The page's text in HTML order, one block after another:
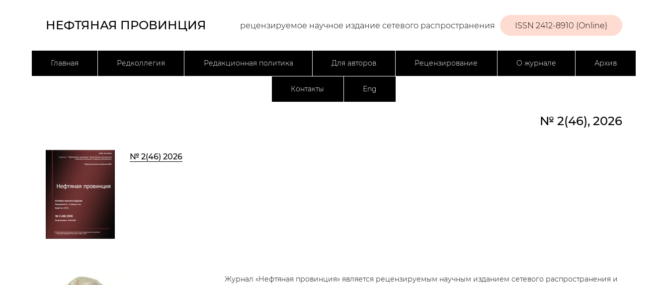
НЕФТЯНАЯ ПРОВИНЦИЯ ISSN 2412-8910 (Online)
рецензируемое научное издание сетевого распространения
Главная Редколлегия Редакционная политика Для авторов Рецензирование О журнале Архив
Контакты Eng
№ 2(46), 2026
№ 2(46) 2026
Журнал «Нефтяная провинция» является рецензируемым научным изданием сетевого распространения и